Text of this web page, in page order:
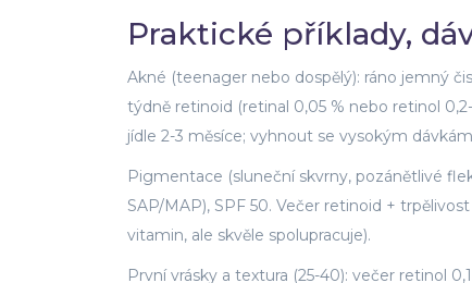
Praktické příklady,
Akné (teenager nebo dospělý): ráno jemný
týdně retinoid (retinal 0,05 % nebo retinol
jídle 2-3 měsíce; vyhnout se vysokým
Pigmentace (sluneční skvrny, pozánětlivé
SAP/MAP), SPF 50. Večer retinoid +
vitamin, ale skvěle spolupracuje).
První vrásky a textura (25-40): večer retinol